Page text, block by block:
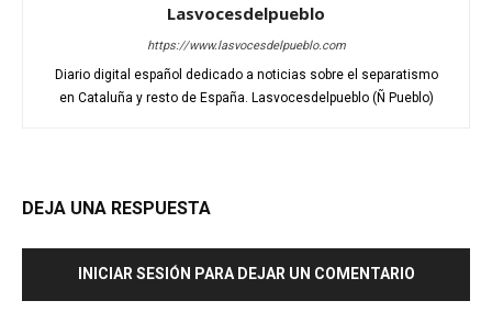
Lasvocesdelpueblo
https://www.lasvocesdelpueblo.com
Diario digital español dedicado a noticias sobre el separatismo
en Cataluña y resto de España. Lasvocesdelpueblo (Ñ Pueblo)
DEJA UNA RESPUESTA
INICIAR SESIÓN PARA DEJAR UN COMENTARIO